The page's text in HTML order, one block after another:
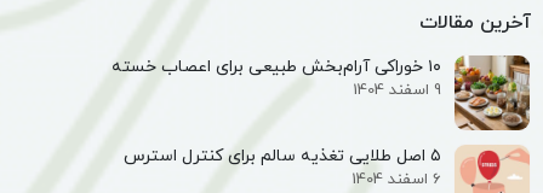
آخرین مقالات
۱۰ خوراکی آرام‌بخش طبیعی برای اعصاب خسته
9 اسفند 1404
۵ اصل طلایی تغذیه سالم برای کنترل استرس
6 اسفند 1404